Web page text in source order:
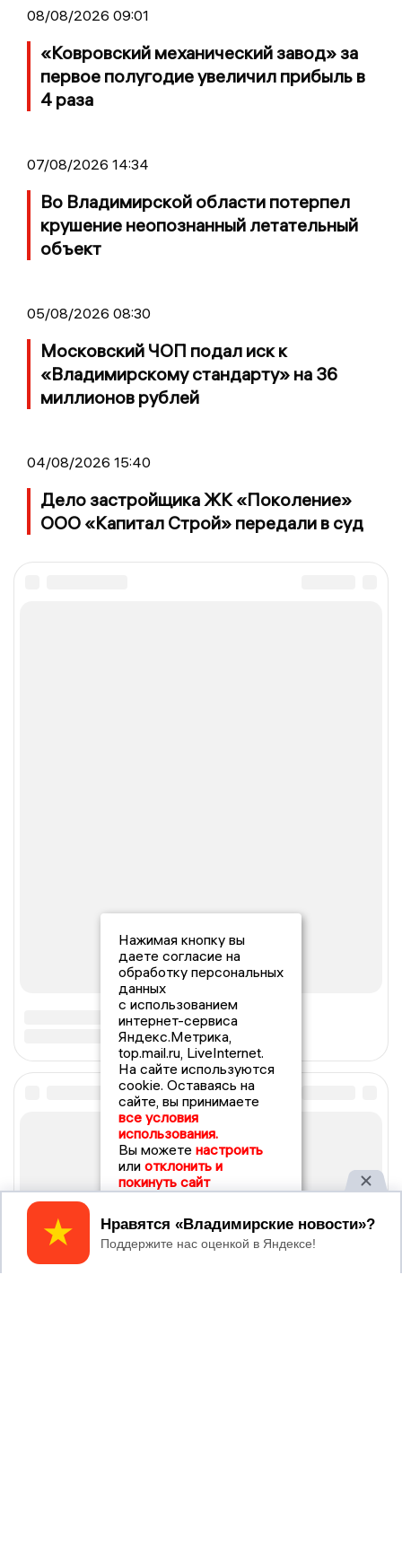
08/08/2026 09:01
«Ковровский механический завод» за
первое полугодие увеличил прибыль в
4 раза
07/08/2026 14:34
Во Владимирской области потерпел
крушение неопознанный летательный
объект
05/08/2026 08:30
Московский ЧОП подал иск к
«Владимирскому стандарту» на 36
миллионов рублей
04/08/2026 15:40
Дело застройщика ЖК «Поколение»
ООО «Капитал Строй» передали в суд
Нажимая кнопку вы
даете согласие на
обработку персональных
данных
с использованием
интернет-сервиса
Яндекс.Метрика,
top.mail.ru, LiveInternet.
На сайте используются
cookie. Оставаясь на
сайте, вы принимаете
все условия
использования.
Вы можете настроить
или отклонить и
покинуть сайт
Принять